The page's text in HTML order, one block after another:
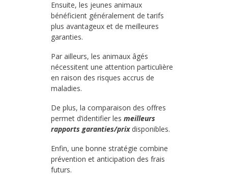
Ensuite, les jeunes animaux
bénéficient généralement de tarifs
plus avantageux et de meilleures
garanties.
Par ailleurs, les animaux âgés
nécessitent une attention particulière
en raison des risques accrus de
maladies.
De plus, la comparaison des offres
permet d’identifier les meilleurs
rapports garanties/prixdisponibles.
Enfin, une bonne stratégie combine
prévention et anticipation des frais
futurs.